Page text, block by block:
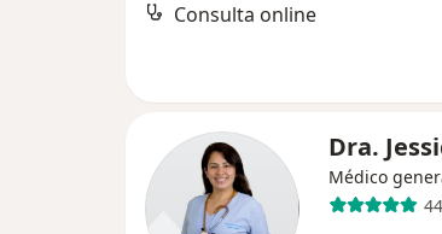
Consulta online
Dra.
Médico